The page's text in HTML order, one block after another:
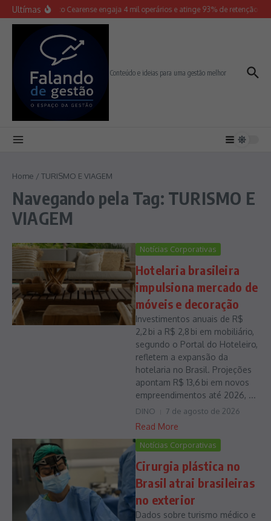
Ir para o conteúdo
UltímasGrupo Aço Cearense engaja 4 mil operários e atinge 93% de retenção
Conteúdo e ideias para uma gestão melhor
Home / TURISMO E VIAGEM
Navegando pela Tag: TURISMO E
VIAGEM
Notícias Corporativas
Hotelaria brasileira
impulsiona mercado de
móveis e decoração
Investimentos anuais de R$
2,2 bi a R$ 2,8 bi em mobiliário,
segundo o Portal do Hoteleiro,
refletem a expansão da
hotelaria no Brasil. Projeções
apontam R$ 13,6 bi em novos
empreendimentos até 2026, ...
DINO 7 de agosto de 2026
Read More
Notícias Corporativas
Cirurgia plástica no
Brasil atrai brasileiras
no exterior
Dados sobre turismo médico e